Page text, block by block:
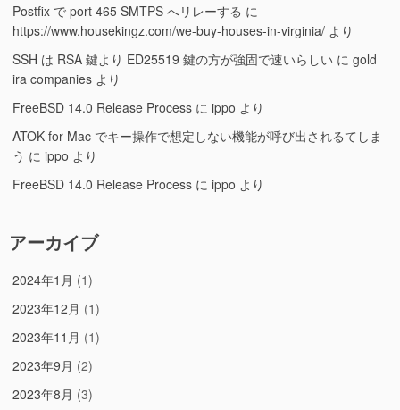
Postfix で port 465 SMTPS へリレーする に
https://www.housekingz.com/we-buy-houses-in-virginia/ より
SSH は RSA 鍵より ED25519 鍵の方が強固で速いらしい に gold
ira companies より
FreeBSD 14.0 Release Process に ippo より
ATOK for Mac でキー操作で想定しない機能が呼び出されるてしま
う に ippo より
FreeBSD 14.0 Release Process に ippo より
アーカイブ
2024年1月 (1)
2023年12月 (1)
2023年11月 (1)
2023年9月 (2)
2023年8月 (3)